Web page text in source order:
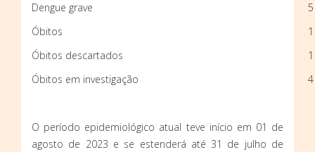
Dengue grave
5
Óbitos
1
Óbitos descartados
1
Óbitos em investigação
4
O período epidemiológico atual teve início em 01 de
agosto de 2023 e se estenderá até 31 de julho de